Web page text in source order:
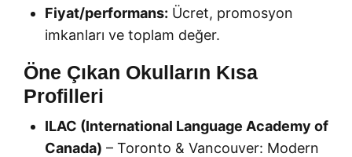
Fiyat/performans: Ücret, promosyon
imkanları ve toplam değer.
Öne Çıkan Okulların Kısa
Profilleri
ILAC (International Language Academy of
Canada) – Toronto & Vancouver: Modern